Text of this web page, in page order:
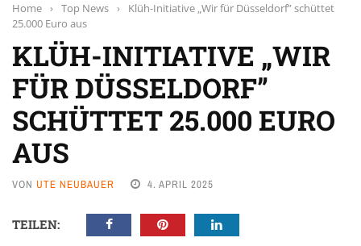
Home › Top News ›
Klüh-Initiative „Wir für Düsseldorf” schüttet
25.000 Euro aus
KLÜH-INITIATIVE „WIR
FÜR DÜSSELDORF”
SCHÜTTET 25.000 EURO
AUS
VON UTE NEUBAUER 4. APRIL 2025
TEILEN: